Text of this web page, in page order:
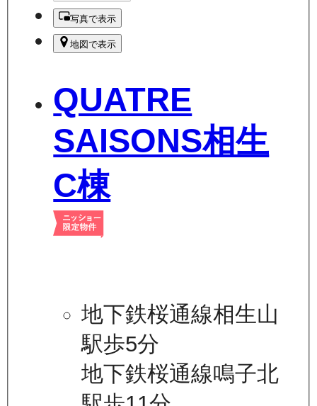
写真で表示
地図で表示
QUATRE
SAISONS相生
C棟
地下鉄桜通線相生山
駅歩5分
地下鉄桜通線鳴子北